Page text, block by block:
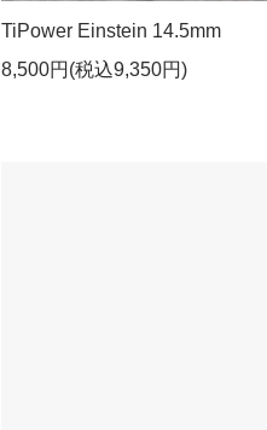
TiPower Einstein 14.5mm
8,500円(税込9,350円)